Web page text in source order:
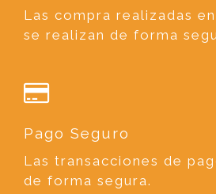
Las compra realizadas
se realizan de forma
Pago Seguro
Las transacciones de
de forma segura.